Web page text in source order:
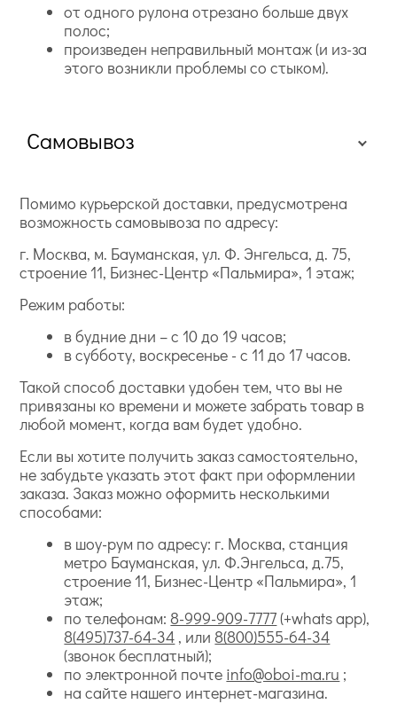
от одного рулона отрезано больше двух
полос;
произведен неправильный монтаж (и из-за
этого возникли проблемы со стыком).
Самовывоз
Помимо курьерской доставки, предусмотрена
возможность самовывоза по адресу:
г. Москва, м. Бауманская, ул. Ф. Энгельса, д. 75,
строение 11, Бизнес-Центр «Пальмира», 1 этаж;
Режим работы:
в будние дни – с 10 до 19 часов;
в субботу, воскресенье - с 11 до 17 часов.
Такой способ доставки удобен тем, что вы не
привязаны ко времени и можете забрать товар в
любой момент, когда вам будет удобно.
Если вы хотите получить заказ самостоятельно,
не забудьте указать этот факт при оформлении
заказа. Заказ можно оформить несколькими
способами:
в шоу-рум по адресу: г. Москва, станция
метро Бауманская, ул. Ф.Энгельса, д.75,
строение 11, Бизнес-Центр «Пальмира», 1
этаж;
по телефонам: 8-999-909-7777(+whats app),
8(495)737-64-34 , или 8(800)555-64-34
(звонок бесплатный);
по электронной почте info@oboi-ma.ru ;
на сайте нашего интернет-магазина.